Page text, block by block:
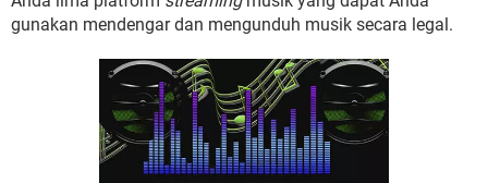
gunakan mendengar dan mengunduh musik secara legal.